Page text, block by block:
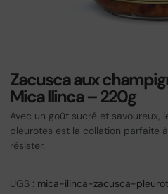
Zacusca aux
Mica Ilinca – 220g
Avec un goût sucré et savoureux,
pleurotes est la collation parfaite
résister.
UGS : mica-ilinca-zacusca-